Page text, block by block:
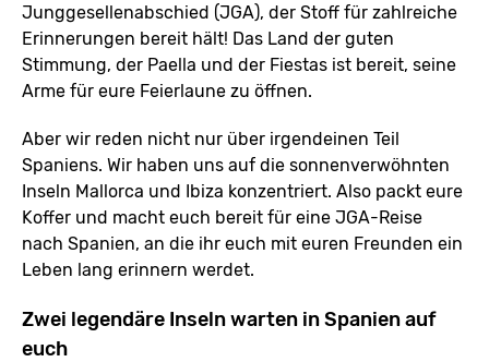
Junggesellenabschied (JGA), der Stoff für zahlreiche
Erinnerungen bereit hält! Das Land der guten
Stimmung, der Paella und der Fiestas ist bereit, seine
Arme für eure Feierlaune zu öffnen.
Aber wir reden nicht nur über irgendeinen Teil
Spaniens. Wir haben uns auf die sonnenverwöhnten
Inseln Mallorca und Ibiza konzentriert. Also packt eure
Koffer und macht euch bereit für eine JGA-Reise
nach Spanien, an die ihr euch mit euren Freunden ein
Leben lang erinnern werdet.
Zwei legendäre Inseln warten in Spanien auf
euch